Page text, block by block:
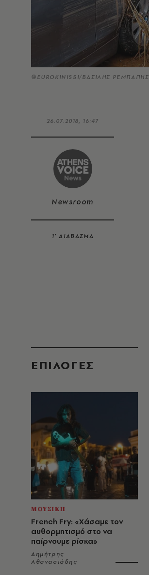
©EUROKINISSI/ΒΑΣΙΛΗΣ ΡΕΜΠΑΠΗΣ
26.07.2018, 16:47
Newsroom
1’ ΔΙΑΒΑΣΜΑ
EΠΙΛΟΓΈΣ
ΜΟΥΣΙΚΗ
French Fry: «Χάσαμε τον
αυθορμητισμό στο να
παίρνουμε ρίσκα»
Δημήτρης
Αθανασιάδης